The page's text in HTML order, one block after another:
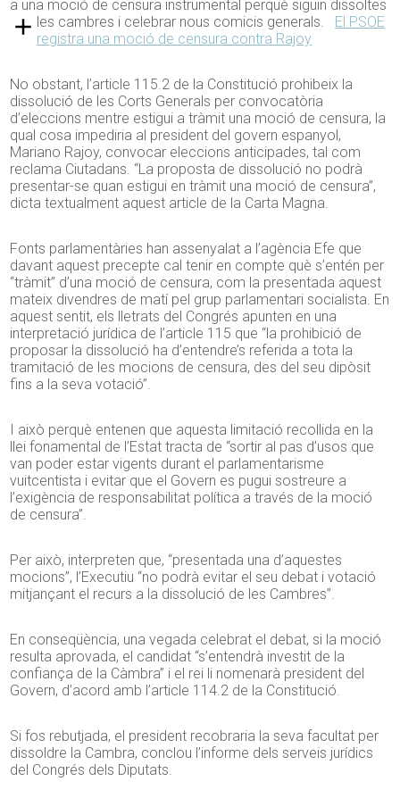
a una moció de censura instrumental perquè siguin dissoltes
les cambres i celebrar nous comicis generals.
El PSOE
registra una moció de censura contra Rajoy
No obstant, l’article 115.2 de la Constitució prohibeix la
dissolució de les Corts Generals per convocatòria
d’eleccions mentre estigui a tràmit una moció de censura, la
qual cosa impediria al president del govern espanyol,
Mariano Rajoy, convocar eleccions anticipades, tal com
reclama Ciutadans. “La proposta de dissolució no podrà
presentar-se quan estigui en tràmit una moció de censura”,
dicta textualment aquest article de la Carta Magna.
Fonts parlamentàries han assenyalat a l’agència Efe que
davant aquest precepte cal tenir en compte què s’entén per
“tràmit” d’una moció de censura, com la presentada aquest
mateix divendres de matí pel grup parlamentari socialista. En
aquest sentit, els lletrats del Congrés apunten en una
interpretació jurídica de l’article 115 que “la prohibició de
proposar la dissolució ha d’entendre’s referida a tota la
tramitació de les mocions de censura, des del seu dipòsit
fins a la seva votació”.
I això perquè entenen que aquesta limitació recollida en la
llei fonamental de l’Estat tracta de “sortir al pas d’usos que
van poder estar vigents durant el parlamentarisme
vuitcentista i evitar que el Govern es pugui sostreure a
l’exigència de responsabilitat política a través de la moció
de censura”.
Per això, interpreten que, “presentada una d’aquestes
mocions”, l’Executiu “no podrà evitar el seu debat i votació
mitjançant el recurs a la dissolució de les Cambres”.
En conseqüència, una vegada celebrat el debat, si la moció
resulta aprovada, el candidat “s’entendrà investit de la
confiança de la Càmbra” i el rei li nomenarà president del
Govern, d’acord amb l’article 114.2 de la Constitució.
Si fos rebutjada, el president recobraria la seva facultat per
dissoldre la Cambra, conclou l’informe dels serveis jurídics
del Congrés dels Diputats.